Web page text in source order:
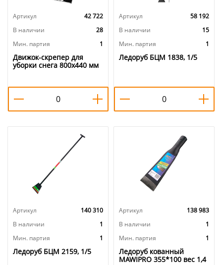
Артикул
42 722
В наличии
28
Мин. партия
1
Движок-скрепер для
уборки снега 800х440 мм
БЕДУИН 0365 ЦИТ 1/60
Артикул
58 192
В наличии
15
Мин. партия
1
Ледоруб БЦМ 1838, 1/5
Артикул
140 310
В наличии
1
Мин. партия
1
Ледоруб БЦМ 2159, 1/5
Артикул
138 983
В наличии
1
Мин. партия
1
Ледоруб кованный
MAWIPRO 355*100 вес 1,4